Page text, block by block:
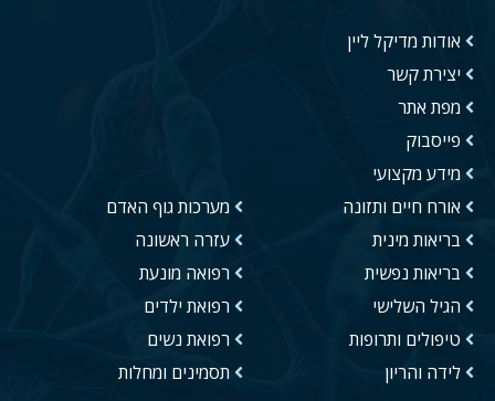
אודות מדיקל ליין
יצירת קשר
מפת אתר
פייסבוק
מידע מקצועי
אורח חיים ותזונה
בריאות מינית
בריאות נפשית
הגיל השלישי
טיפולים ותרופות
לידה והריון
מערכות גוף האדם
עזרה ראשונה
רפואה מונעת
רפואת ילדים
רפואת נשים
תסמינים ומחלות